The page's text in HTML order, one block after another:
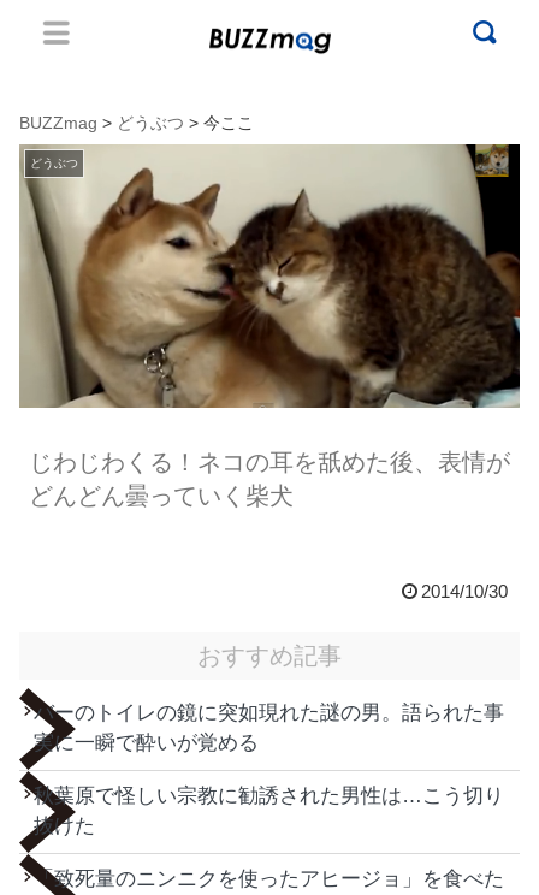
BUZZmag > どうぶつ > 今ここ
どうぶつ
じわじわくる！ネコの耳を舐めた後、表情が
どんどん曇っていく柴犬
2014/10/30
おすすめ記事
バーのトイレの鏡に突如現れた謎の男。語られた事
実に一瞬で酔いが覚める
秋葉原で怪しい宗教に勧誘された男性は…こう切り
抜けた
「致死量のニンニクを使ったアヒージョ」を食べた